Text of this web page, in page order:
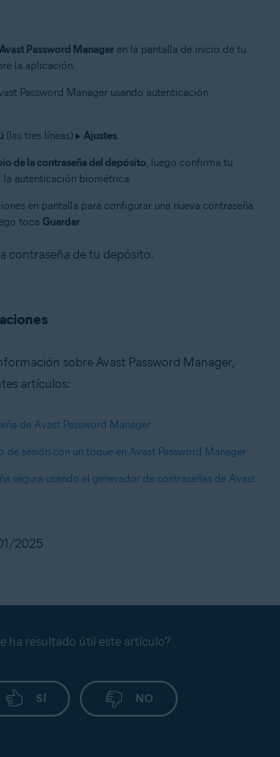
Avast Password Manager en la pantalla de inicio de tu
la aplicación.
Password Manager usando autenticación
(las tres líneas) ▸ Ajustes.
de la contraseña del depósito, luego confirma tu
la autenticación biométrica.
en pantalla para configurar una nueva contraseña
toca Guardar.
contraseña de tu depósito.
sobre Avast Password Manager,
artículos:
de Avast Password Manager
de sesión con un toque en Avast Password Manager
segura usando el generador de contraseñas de Avast
2025
ha resultado útil este artículo?
SÍ NO